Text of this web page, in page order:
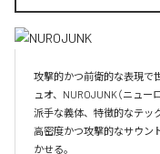
攻撃的かつ前衛的な表現で
ュオ、NUROJUNK（ニュー
派手な義体、特徴的なテッ
高密度かつ攻撃的なサウン
かせる。